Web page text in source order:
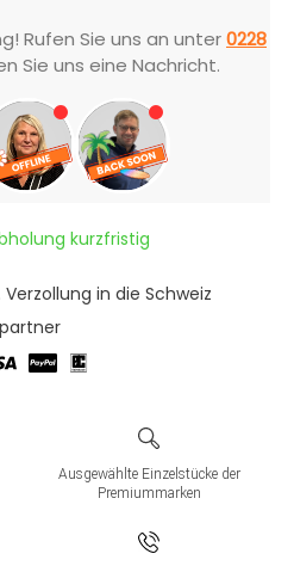
Rufen Sie uns an unter0228
Sie uns eine Nachricht.
kurzfristig
in die Schweiz
Ausgewählte Einzelstücke der
Premiummarken